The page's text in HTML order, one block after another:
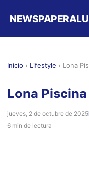
Inicio › Lifestyle › Lona
Lona
jueves, 2 de octubre de 2025
6 min de lectura